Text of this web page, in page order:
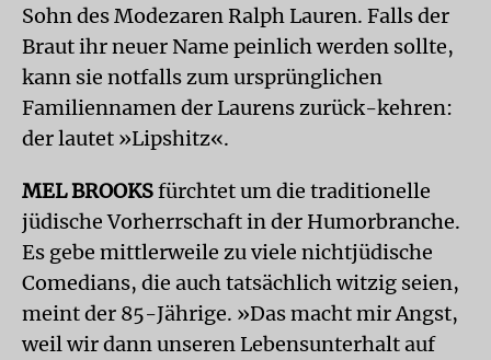
Sohn des Modezaren Ralph Lauren. Falls der
Braut ihr neuer Name peinlich werden sollte,
kann sie notfalls zum ursprünglichen
Familiennamen der Laurens zurück-kehren:
der lautet »Lipshitz«.
MEL BROOKSfürchtet um die traditionelle
jüdische Vorherrschaft in der Humorbranche.
Es gebe mittlerweile zu viele nichtjüdische
Comedians, die auch tatsächlich witzig seien,
meint der 85-Jährige. »Das macht mir Angst,
weil wir dann unseren Lebensunterhalt auf